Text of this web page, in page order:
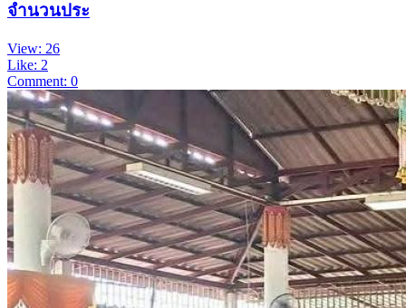
จำนวนประ
View: 26
Like: 2
Comment: 0